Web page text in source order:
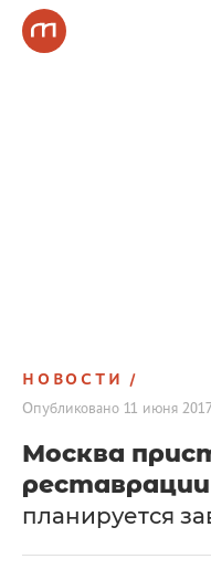
НОВОСТИ
Опубликовано 11 июня
Москва
планируется